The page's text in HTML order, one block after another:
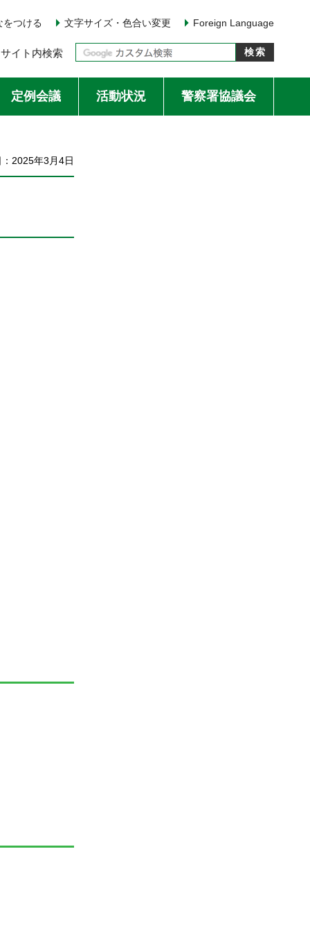
をつける 文字サイズ・色合い変更 Foreign Language
サイト内検索
定例会議 活動状況 警察署協議会
2025年3月4日